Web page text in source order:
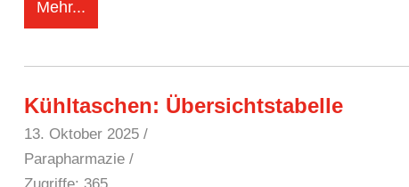
Mehr...
Kühltaschen: Übersichtstabelle
13. Oktober 2025 /
Parapharmazie /